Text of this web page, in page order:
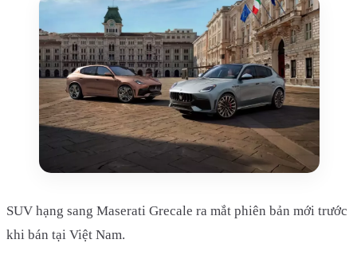
SUV hạng sang Maserati Grecale ra mắt phiên bản mới trước
khi bán tại Việt Nam.